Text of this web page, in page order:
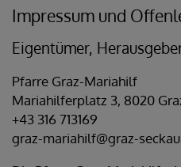
Impressum und
Eigentümer,
Pfarre Graz-Mariahilf
Mariahilferplatz 3, 8020
+43 316 713169
graz-mariahilf@graz-